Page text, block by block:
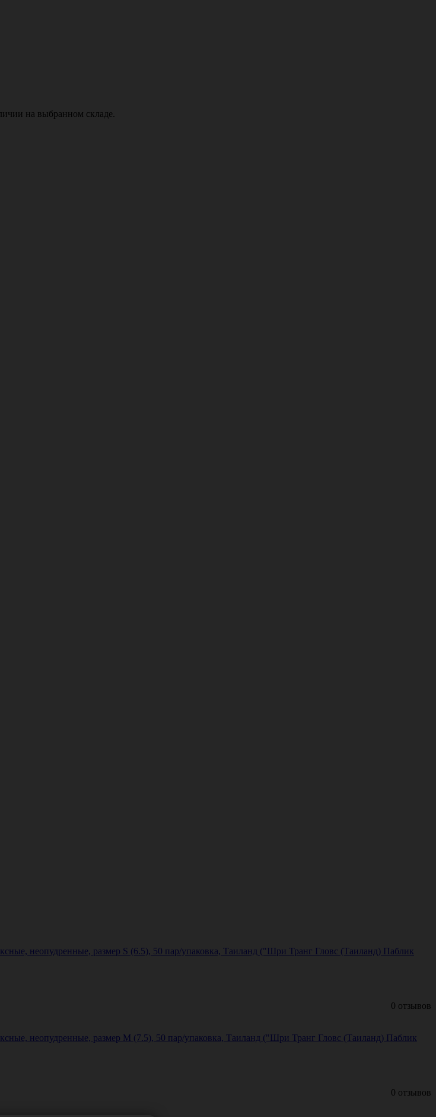
на выбранном складе.
неопудренные, размер S (6.5), 50 пар/упаковка, Таиланд ("Шри Транг Гловс (Таиланд) Паблик
0 отзывов
неопудренные, размер M (7.5), 50 пар/упаковка, Таиланд ("Шри Транг Гловс (Таиланд) Паблик
0 отзывов